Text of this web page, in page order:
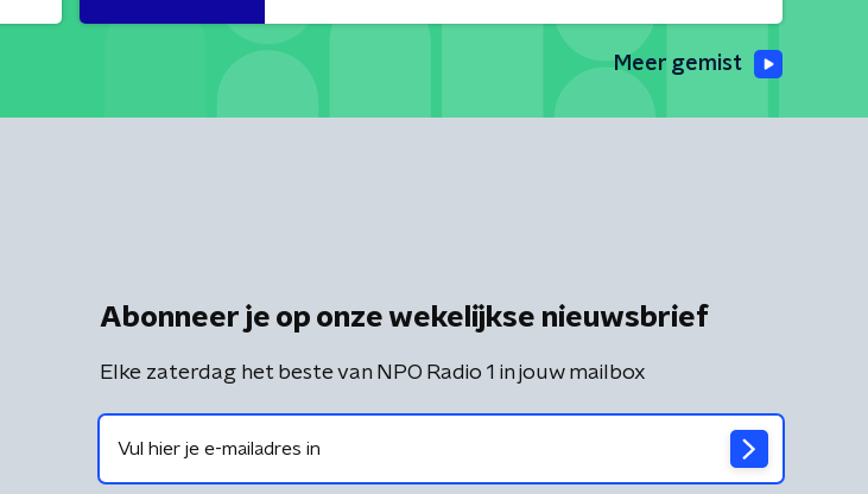
Meer gemist
Abonneer je op onze wekelijkse nieuwsbrief
Elke zaterdag het beste van NPO Radio 1 in jouw mailbox